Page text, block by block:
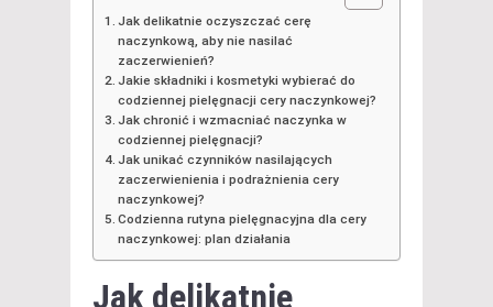
Jak delikatnie oczyszczać cerę
naczynkową, aby nie nasilać
zaczerwienień?
Jakie składniki i kosmetyki wybierać do
codziennej pielęgnacji cery naczynkowej?
Jak chronić i wzmacniać naczynka w
codziennej pielęgnacji?
Jak unikać czynników nasilających
zaczerwienienia i podrażnienia cery
naczynkowej?
Codzienna rutyna pielęgnacyjna dla cery
naczynkowej: plan działania
Jak delikatnie